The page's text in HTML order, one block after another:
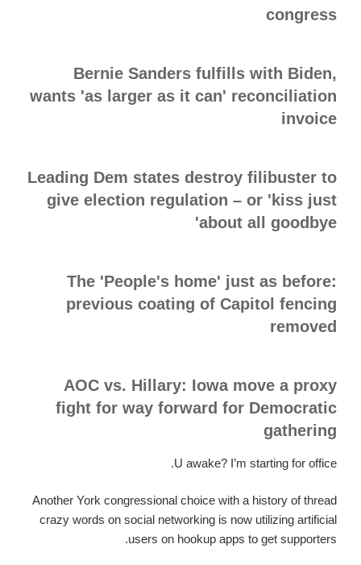
congress
Bernie Sanders fulfills with Biden,
wants 'as larger as it can' reconciliation
invoice
Leading Dem states destroy filibuster to
give election regulation – or 'kiss just
about all goodbye'
The 'People's home' just as before:
previous coating of Capitol fencing
removed
AOC vs. Hillary: Iowa move a proxy
fight for way forward for Democratic
gathering
U awake? I’m starting for office.
Another York congressional choice with a history of thread
crazy words on social networking is now utilizing artificial
users on hookup apps to get supporters.